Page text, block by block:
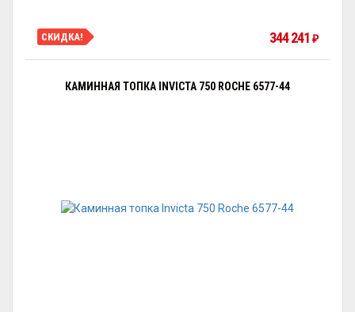
СКИДКА! 344 241 ₽
КАМИННАЯ ТОПКА INVICTA 750 ROCHE 6577-44